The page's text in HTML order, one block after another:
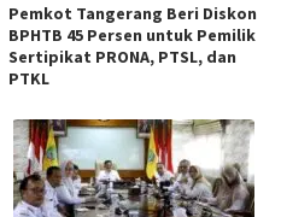
Pemkot Tangerang Beri Diskon
BPHTB 45 Persen untuk Pemilik
Sertipikat PRONA, PTSL, dan
PTKL